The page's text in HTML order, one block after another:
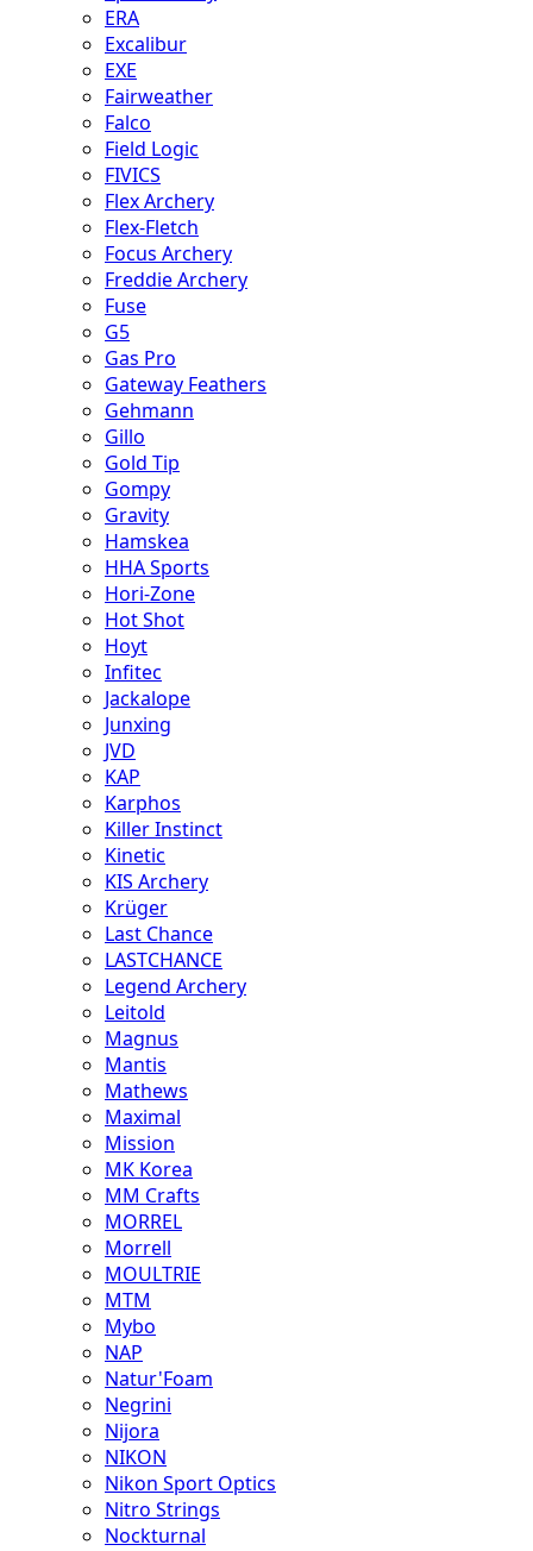
ERA
Excalibur
EXE
Fairweather
Falco
Field Logic
FIVICS
Flex Archery
Flex-Fletch
Focus Archery
Freddie Archery
Fuse
G5
Gas Pro
Gateway Feathers
Gehmann
Gillo
Gold Tip
Gompy
Gravity
Hamskea
HHA Sports
Hori-Zone
Hot Shot
Hoyt
Infitec
Jackalope
Junxing
JVD
KAP
Karphos
Killer Instinct
Kinetic
KIS Archery
Krüger
Last Chance
LASTCHANCE
Legend Archery
Leitold
Magnus
Mantis
Mathews
Maximal
Mission
MK Korea
MM Crafts
MORREL
Morrell
MOULTRIE
MTM
Mybo
NAP
Natur'Foam
Negrini
Nijora
NIKON
Nikon Sport Optics
Nitro Strings
Nockturnal